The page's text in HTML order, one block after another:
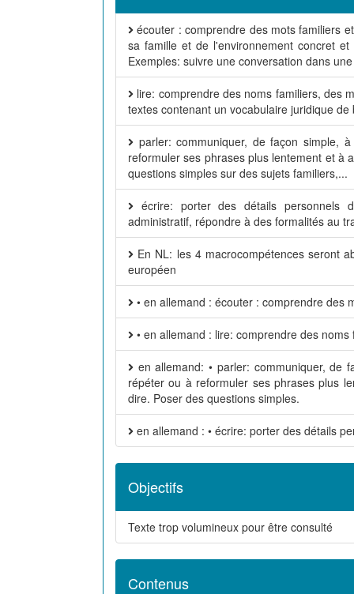
écouter : comprendre des mots familiers
sa famille et de l'environnement concret
Exemples: suivre une conversation dans
lire: comprendre des noms familiers, des
textes contenant un vocabulaire juridique de
parler: communiquer, de façon simple,
reformuler ses phrases plus lentement et à
questions simples sur des sujets familiers,...
écrire: porter des détails personnels
administratif, répondre à des formalités au
En NL: les 4 macrocompétences seront
européen
• en allemand : écouter : comprendre des
• en allemand : lire: comprendre des
en allemand: • parler: communiquer, de
répéter ou à reformuler ses phrases plus
dire. Poser des questions simples.
en allemand : • écrire: porter des détails
Objectifs
Texte trop volumineux pour être consulté
Contenus